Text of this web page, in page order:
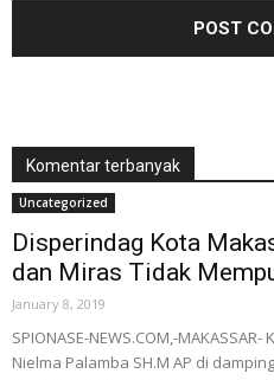
Komentar terbanyak
Uncategorized
Disperindag Kota
dan Miras Tidak
January 8, 2019
SPIONASE-NEWS.COM,-
Nielma Palamba SH.M AP di